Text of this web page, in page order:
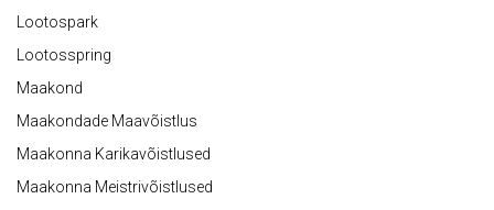
Lootospark
Lootosspring
Maakond
Maakondade Maavõistlus
Maakonna Karikavõistlused
Maakonna Meistrivõistlused